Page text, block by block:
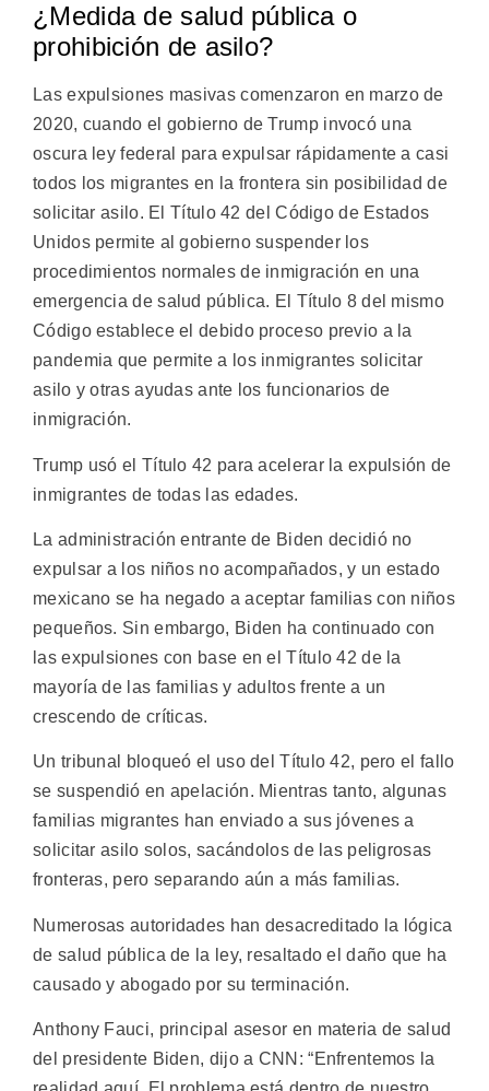
¿Medida de salud pública o
prohibición de asilo?
Las expulsiones masivas comenzaron en marzo de
2020, cuando el gobierno de Trump invocó una
oscura ley federal para expulsar rápidamente a casi
todos los migrantes en la frontera sin posibilidad de
solicitar asilo. El Título 42 del Código de Estados
Unidos permite al gobierno suspender los
procedimientos normales de inmigración en una
emergencia de salud pública. El Título 8 del mismo
Código establece el debido proceso previo a la
pandemia que permite a los inmigrantes solicitar
asilo y otras ayudas ante los funcionarios de
inmigración.
Trump usó el Título 42 para acelerar la expulsión de
inmigrantes de todas las edades.
La administración entrante de Biden decidió no
expulsar a los niños no acompañados, y un estado
mexicano se ha negado a aceptar familias con niños
pequeños. Sin embargo, Biden ha continuado con
las expulsiones con base en el Título 42 de la
mayoría de las familias y adultos frente a un
crescendo de críticas.
Un tribunal bloqueó el uso del Título 42, pero el fallo
se suspendió en apelación. Mientras tanto, algunas
familias migrantes han enviado a sus jóvenes a
solicitar asilo solos, sacándolos de las peligrosas
fronteras, pero separando aún a más familias.
Numerosas autoridades han desacreditado la lógica
de salud pública de la ley, resaltado el daño que ha
causado y abogado por su terminación.
Anthony Fauci, principal asesor en materia de salud
del presidente Biden, dijo a CNN: “Enfrentemos la